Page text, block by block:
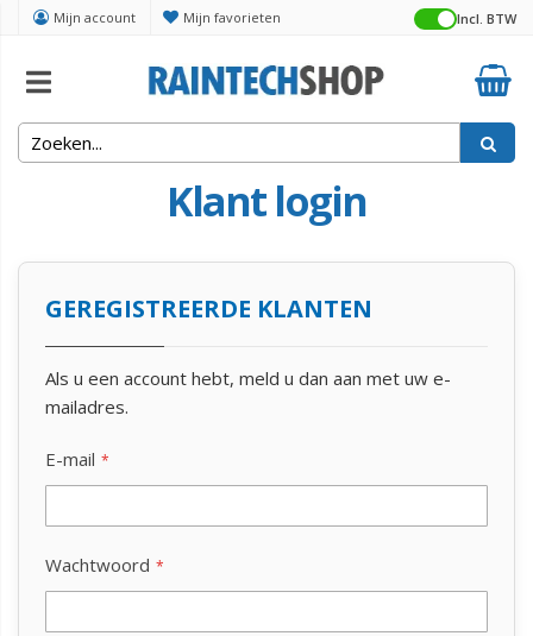
Mijn account Mijn favorieten Incl. BTW
Klant login
GEREGISTREERDE KLANTEN
Als u een account hebt, meld u dan aan met uw e-
mailadres.
E-mail
Wachtwoord